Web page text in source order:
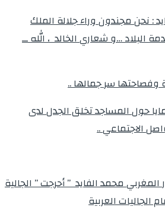
: نحن مجندون وراء جلالة الملك
البلاد …و شعاري الخالد ، الله ــ
وفصاحتها سر جمالها ..
حول المساجد تخلق الجدل لدى
الاجتماعي ..
محمد الفايد ” أحرجت ” الجالية
الجاليات العربية